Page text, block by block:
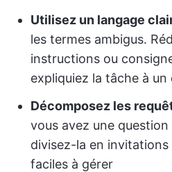
Utilisez un langage
les termes ambigus.
instructions ou
expliquiez la tâche à un
Décomposez les
vous avez une
divisez-la en
faciles à gérer